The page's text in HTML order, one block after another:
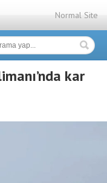
Normal Site
kar